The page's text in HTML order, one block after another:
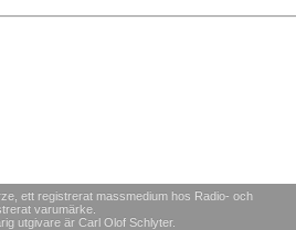
ett registrerat massmedium hos Radio- och
varumärke.
utgivare är Carl Olof Schlyter.